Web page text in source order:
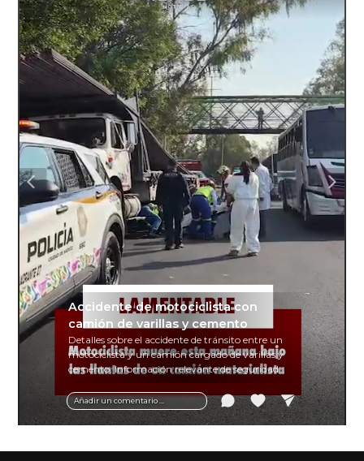
Añadir un comentario ...
Accidente de motociclista con
camión de varillas y cemento
Detalles sobre el accidente de tránsito entre un
motociclista y un camión cargado de varillas y
cemento. Información relevante de seguridad
vial y recomendaciones para motociclistas.